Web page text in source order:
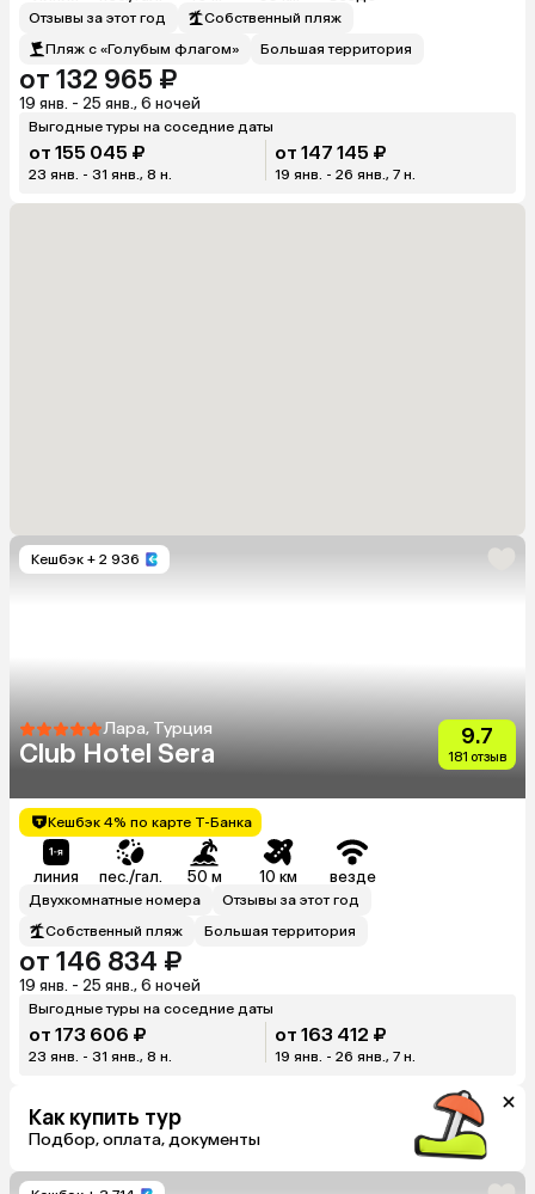
Отзывы за этот год
Собственный пляж
Пляж с «Голубым флагом»
Большая территория
от 132 965 ₽
19 янв. - 25 янв., 6 ночей
Выгодные туры на соседние даты
от 155 045 ₽
23 янв. - 31 янв., 8 н.
от 147 145 ₽
19 янв. - 26 янв., 7 н.
Кешбэк + 2 936
Лара, Турция
Club Hotel Sera
9.7
181 отзыв
Кешбэк 4% по карте Т-Банка
линия пес./гал. 50 м 10 км везде
Двухкомнатные номера
Отзывы за этот год
Собственный пляж
Большая территория
от 146 834 ₽
19 янв. - 25 янв., 6 ночей
Выгодные туры на соседние даты
от 173 606 ₽
23 янв. - 31 янв., 8 н.
от 163 412 ₽
19 янв. - 26 янв., 7 н.
Как купить тур
Подбор, оплата, документы